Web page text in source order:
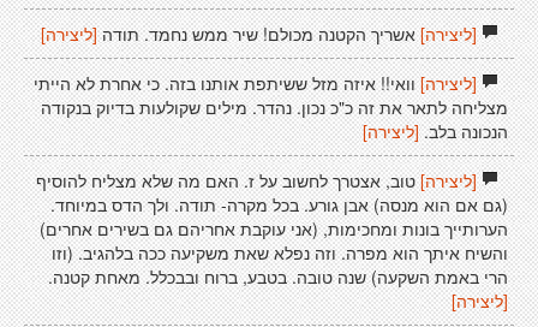
[ליצירה]אשריך הקטנה מכולם! שיר ממש נחמד. תודה [ליצירה]
[ליצירה]וואי!! איזה מזל ששיתפת אותנו בזה. כי אחרת לא הייתי
מצליחה לתאר את זה כ"כ נכון. נהדר. מילים שקולעות בדיוק בנקודה
הנכונה בלב. [ליצירה]
[ליצירה]טוב, אצטרך לחשוב על ז. האם מה שלא מצליח להוסיף
(גם אם הוא מנסה) אבן גורע. בכל מקרה- תודה. ולך הדס במיוחד.
הערותייך בונות ומחכימות, (אני עוקבת אחריהם גם בשירים אחרים)
והשיח איתך הוא מפרה. וזה נפלא שאת משקיעה ככה בלהגיב. (וזו
הרי באמת השקעה) שנה טובה. בטבע, ברוח ובבכלל. מאחת קטנה.
[ליצירה]